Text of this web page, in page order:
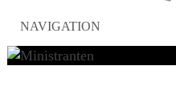
NAVIGATION